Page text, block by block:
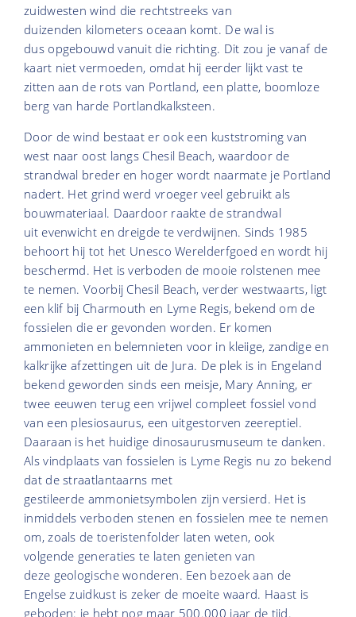
zuidwesten wind die rechtstreeks van
duizenden kilometers oceaan komt. De wal is
dus opgebouwd vanuit die richting. Dit zou je vanaf de
kaart niet vermoeden, omdat hij eerder lijkt vast te
zitten aan de rots van Portland, een platte, boomloze
berg van harde Portlandkalksteen.
Door de wind bestaat er ook een kuststroming van
west naar oost langs Chesil Beach, waardoor de
strandwal breder en hoger wordt naarmate je Portland
nadert. Het grind werd vroeger veel gebruikt als
bouwmateriaal. Daardoor raakte de strandwal
uit evenwicht en dreigde te verdwijnen. Sinds 1985
behoort hij tot het Unesco Werelderfgoed en wordt hij
beschermd. Het is verboden de mooie rolstenen mee
te nemen. Voorbij Chesil Beach, verder westwaarts, ligt
een klif bij Charmouth en Lyme Regis, bekend om de
fossielen die er gevonden worden. Er komen
ammonieten en belemnieten voor in kleiige, zandige en
kalkrijke afzettingen uit de Jura. De plek is in Engeland
bekend geworden sinds een meisje, Mary Anning, er
twee eeuwen terug een vrijwel compleet fossiel vond
van een plesiosaurus, een uitgestorven zeereptiel.
Daaraan is het huidige dinosaurusmuseum te danken.
Als vindplaats van fossielen is Lyme Regis nu zo bekend
dat de straatlantaarns met
gestileerde ammonietsymbolen zijn versierd. Het is
inmiddels verboden stenen en fossielen mee te nemen
om, zoals de toeristenfolder laten weten, ook
volgende generaties te laten genieten van
deze geologische wonderen. Een bezoek aan de
Engelse zuidkust is zeker de moeite waard. Haast is
geboden: je hebt nog maar 500.000 jaar de tijd.